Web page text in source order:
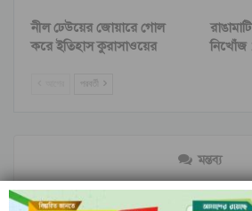
নীল ঢেউয়ের জোয়ারে গোল
করে ইতিহাস কুরাসাওয়ের
নিখোঁজ
পরবর্তী
মন্তব্য